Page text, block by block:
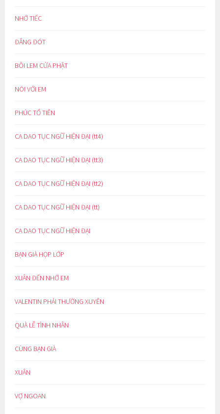
NHỚ TIẾC
ĐẮNG ĐÓT
BÔI LEM CỬA PHẬT
NÓI VỚI EM
PHÚC TỔ TIÊN
CA DAO TỤC NGỮ HIỆN ĐẠI (tt4)
CA DAO TỤC NGỮ HIỆN ĐẠI (tt3)
CA DAO TỤC NGỮ HIỆN ĐẠI (tt2)
CA DAO TỤC NGỮ HIỆN ĐẠI (tt)
CA DAO TỤC NGỮ HIỆN ĐẠI
BẠN GIÀ HỌP LỚP
XUÂN ĐẾN NHỚ EM
VALENTIN PHẢI THƯỜNG XUYÊN
QUÀ LỄ TÌNH NHÂN
CÙNG BẠN GIÀ
XUÂN
VỢ NGOAN